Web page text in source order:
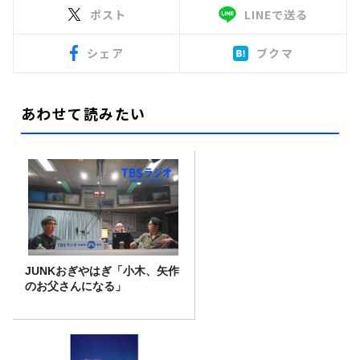
ポスト LINEで送る
シェア ブクマ
あわせて読みたい
JUNKおぎやはぎ「小木、矢作
のお父さんになる」